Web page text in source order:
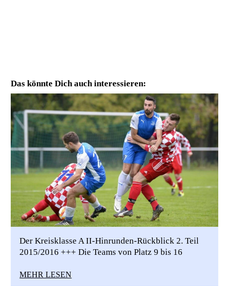
Das könnte Dich auch interessieren:
Der Kreisklasse A II-Hinrunden-Rückblick 2. Teil
2015/2016 +++ Die Teams von Platz 9 bis 16
MEHR LESEN